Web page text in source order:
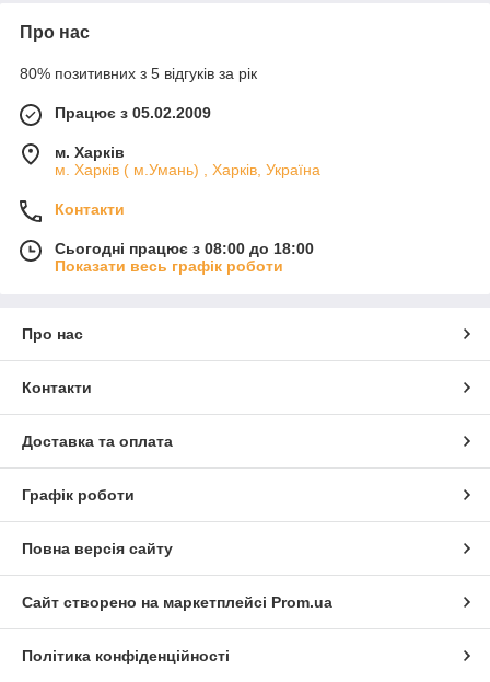
Про нас
80% позитивних з 5 відгуків за рік
Працює з 05.02.2009
м. Харків
м. Харків ( м.Умань) , Харків, Україна
Контакти
Сьогодні працює з 08:00 до 18:00
Показати весь графік роботи
Про нас
Контакти
Доставка та оплата
Графік роботи
Повна версія сайту
Сайт створено на маркетплейсі Prom.ua
Політика конфіденційності